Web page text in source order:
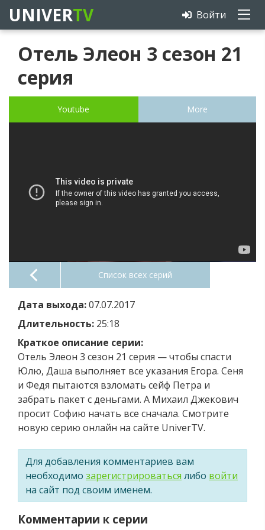
UNIVERTV Войти
Отель Элеон 3 сезон 21
серия
Youtube More
Список всех серий
Дата выхода:07.07.2017
Длительность: 25:18
Краткое описание серии:
Отель Элеон 3 сезон 21 серия — чтобы спасти
Юлю, Даша выполняет все указания Егора. Сеня
и Федя пытаются взломать сейф Петра и
забрать пакет с деньгами. А Михаил Джекович
просит Софию начать все сначала. Смотрите
новую серию онлайн на сайте UniverTV.
Для добавления комментариев вам
необходимо зарегистрироваться либо войти
на сайт под своим именем.
Комментарии к серии